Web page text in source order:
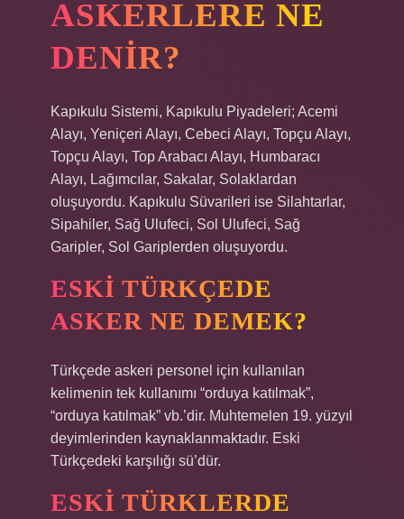
ASKERLERE NE
DENIR?
Kapıkulu Sistemi, Kapıkulu Piyadeleri; Acemi
Alayı, Yeniçeri Alayı, Cebeci Alayı, Topçu Alayı,
Topçu Alayı, Top Arabacı Alayı, Humbaracı
Alayı, Lağımcılar, Sakalar, Solaklardan
oluşuyordu. Kapıkulu Süvarileri ise Silahtarlar,
Sipahiler, Sağ Ulufeci, Sol Ulufeci, Sağ
Garipler, Sol Gariplerden oluşuyordu.
ESKI TÜRKÇEDE
ASKER NE DEMEK?
Türkçede askeri personel için kullanılan
kelimenin tek kullanımı “orduya katılmak”,
“orduya katılmak” vb.’dir. Muhtemelen 19. yüzyıl
deyimlerinden kaynaklanmaktadır. Eski
Türkçedeki karşılığı sü’dür.
ESKI TÜRKLERDE